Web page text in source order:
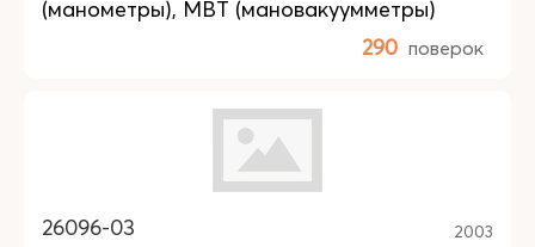
(манометры), МВТ (мановакуумметры)
290 поверок
26096-03 2003